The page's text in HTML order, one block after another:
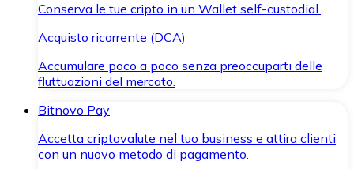
Conserva le tue cripto in un Wallet self-custodial.
Acquisto ricorrente (DCA)
Accumulare poco a poco senza preoccuparti delle
fluttuazioni del mercato.
Bitnovo Pay
Accetta criptovalute nel tuo business e attira clienti
con un nuovo metodo di pagamento.